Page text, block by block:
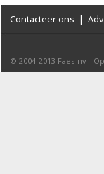
Contacteer ons |
© 2004-2013 Faes nv -